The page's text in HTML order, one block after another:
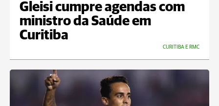
Gleisi cumpre agendas com
ministro da Saúde em
Curitiba
CURITIBA E RMC